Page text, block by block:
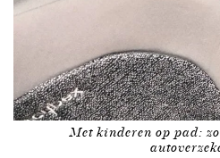
Met kinderen op pad: